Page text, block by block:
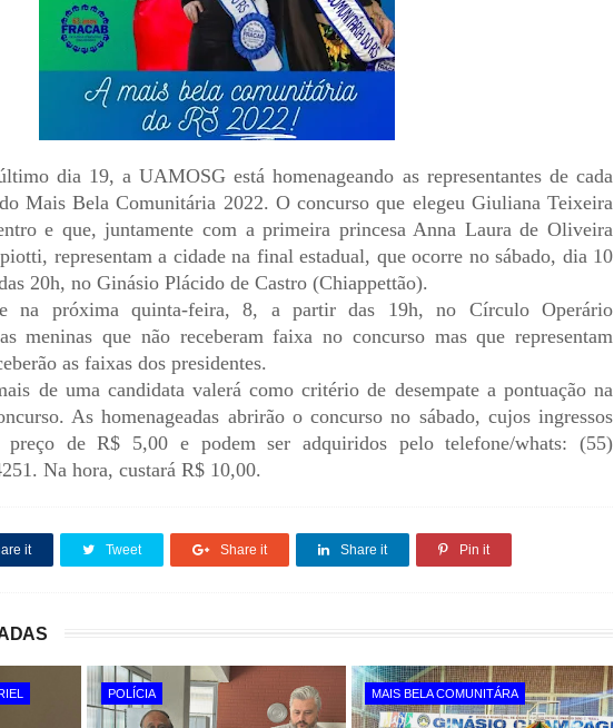
dia 19, a UAMOSG está homenageando as representantes de cada
Mais Bela Comunitária 2022. O concurso que elegeu Giuliana Teixeira
e que, juntamente com a primeira princesa Anna Laura de Oliveira
representam a cidade na final estadual, que ocorre no sábado, dia 10
20h, no Ginásio Plácido de Castro (Chiappettão).
na próxima quinta-feira, 8, a partir das 19h, no Círculo Operário
meninas que não receberam faixa no concurso mas que representam
as faixas dos presidentes.
de uma candidata valerá como critério de desempate a pontuação na
As homenageadas abrirão o concurso no sábado, cujos ingressos
preço de R$ 5,00 e podem ser adquiridos pelo telefone/whats: (55)
Na hora, custará R$ 10,00.
it Tweet Share it Share it Pin it
POLÍCIA MAIS BELA COMUNITÁRA